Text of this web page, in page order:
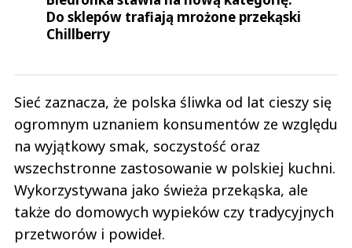
Do sklepów trafiają mrożone przekąski
Chillberry
Sieć zaznacza, że polska śliwka od lat cieszy się
ogromnym uznaniem konsumentów ze względu
na wyjątkowy smak, soczystość oraz
wszechstronne zastosowanie w polskiej kuchni.
Wykorzystywana jako świeża przekąska, ale
także do domowych wypieków czy tradycyjnych
przetworów i powideł.